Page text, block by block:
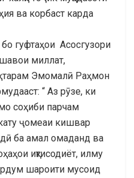
ва корбаст карда
гуфтаҳои Асосгузори
миллат,
Эмомалӣ Раҳмон
“ Аз рӯзе, ки
соҳиби парчам
ҷомеаи кишвар
ба амал омаданд ва
иқтисодиёт, илму
шароити мусоид